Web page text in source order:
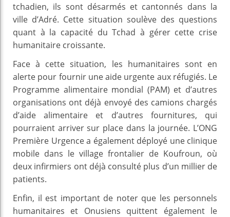
tchadien, ils sont désarmés et cantonnés dans la
ville d’Adré. Cette situation soulève des questions
quant à la capacité du Tchad à gérer cette crise
humanitaire croissante.
Face à cette situation, les humanitaires sont en
alerte pour fournir une aide urgente aux réfugiés. Le
Programme alimentaire mondial (PAM) et d’autres
organisations ont déjà envoyé des camions chargés
d’aide alimentaire et d’autres fournitures, qui
pourraient arriver sur place dans la journée. L’ONG
Première Urgence a également déployé une clinique
mobile dans le village frontalier de Koufroun, où
deux infirmiers ont déjà consulté plus d’un millier de
patients.
Enfin, il est important de noter que les personnels
humanitaires et Onusiens quittent également le